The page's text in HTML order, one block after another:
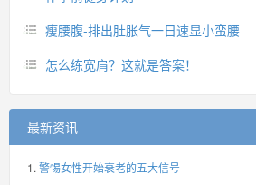
瘦腰腹-排出肚胀气一日速显小蛮腰
怎么练宽肩？这就是答案！
最新资讯
警惕女性开始衰老的五大信号